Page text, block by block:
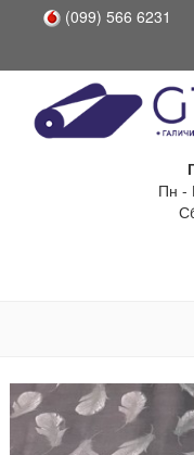
(099) 566 6231
Пн -